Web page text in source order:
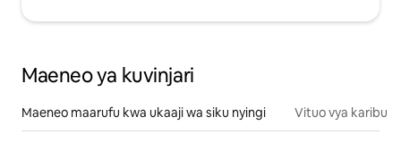
Maeneo ya kuvinjari
Maeneo maarufu kwa ukaaji wa siku nyingi Vituo vya karibu